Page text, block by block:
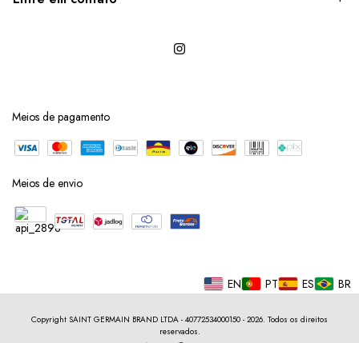
Meios de pagamento
Meios de envio
EN PT ES BR
Copyright SAINT GERMAIN BRAND LTDA - 40772534000150 - 2026. Todos os direitos
reservados.